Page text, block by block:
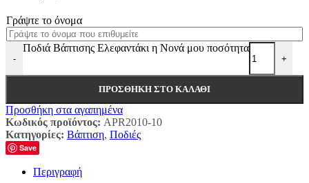
Γράψτε το όνομα
-
Ποδιά Βάπτισης Ελεφαντάκι η Νονά μου ποσότητα
+
ΠΡΟΣΘΉΚΗ ΣΤΟ ΚΑΛΆΘΙ
Προσθήκη στα αγαπημένα
Κωδικός προϊόντος: APR2010-10
Κατηγορίες: Βάπτιση, Ποδιές
Save
Περιγραφή